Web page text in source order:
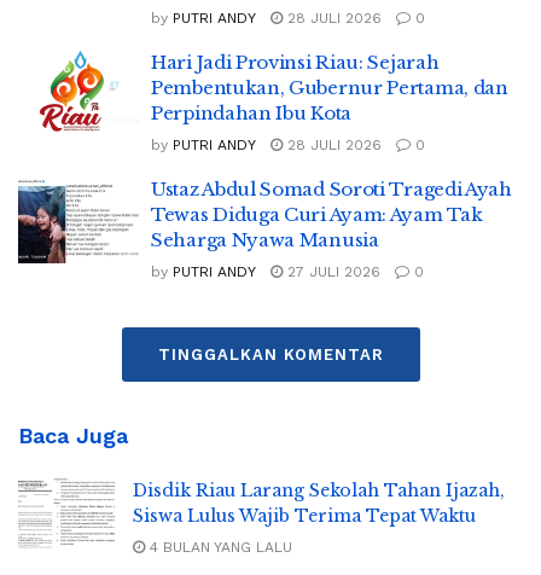
by PUTRI ANDY 28 JULI 2026 0
Hari Jadi Provinsi Riau: Sejarah
Pembentukan, Gubernur Pertama, dan
Perpindahan Ibu Kota
by PUTRI ANDY 28 JULI 2026 0
Ustaz Abdul Somad Soroti Tragedi Ayah
Tewas Diduga Curi Ayam: Ayam Tak
Seharga Nyawa Manusia
by PUTRI ANDY 27 JULI 2026 0
TINGGALKAN KOMENTAR
Baca Juga
Disdik Riau Larang Sekolah Tahan Ijazah,
Siswa Lulus Wajib Terima Tepat Waktu
4 BULAN YANG LALU